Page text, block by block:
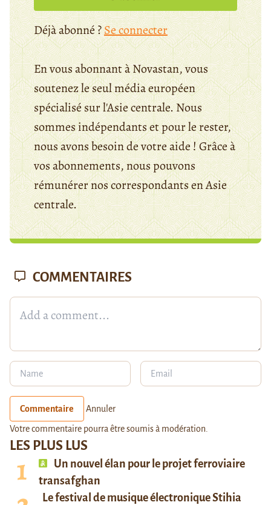
Déjà abonné ?Se connecter
En vous abonnant à Novastan, vous
soutenez le seul média européen
spécialisé sur l'Asie centrale. Nous
sommes indépendants et pour le rester,
nous avons besoin de votre aide ! Grâce à
vos abonnements, nous pouvons
rémunérer nos correspondants en Asie
centrale.
LES PLUS LUS
Un nouvel élan pour le projet ferroviaire
transafghan
Le festival de musique électronique Stihia
COMMENTAIRES
Commentaire Annuler
Votre commentaire pourra être soumis à modération.